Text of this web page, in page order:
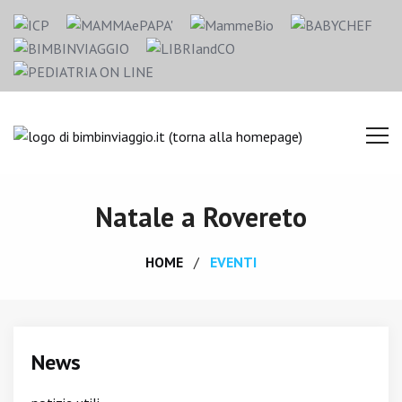
Natale a Rovereto
HOME EVENTI
News